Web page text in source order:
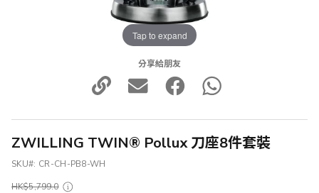
Tap to expand
分享給朋友
ZWILLING TWIN® Pollux 刀座8件套裝
SKU
CR-CH-PB8-WH
HK$5,799.0